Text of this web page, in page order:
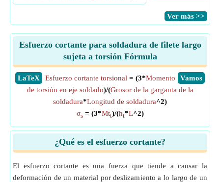
​Ver más >>
Esfuerzo cortante para soldadura de filete largo
sujeta a torsión Fórmula
​LaTeX ​Vamos
Esfuerzo cortante torsional = (3*Momento
de torsión en eje soldado)/(Grosor de la garganta de la
soldadura*Longitud de soldadura^2)
σs= (3*Mtt)/(ht*L^2)
¿Qué es el esfuerzo cortante?
El esfuerzo cortante es una fuerza que tiende a causar la
deformación de un material por deslizamiento a lo largo de un